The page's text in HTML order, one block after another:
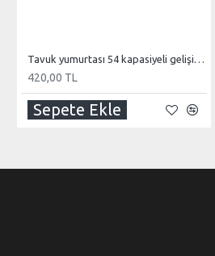
Tavuk yumurtası 54 kapasiyeli gelişim sepeti (viyol)
420,00 TL
Sepete Ekle